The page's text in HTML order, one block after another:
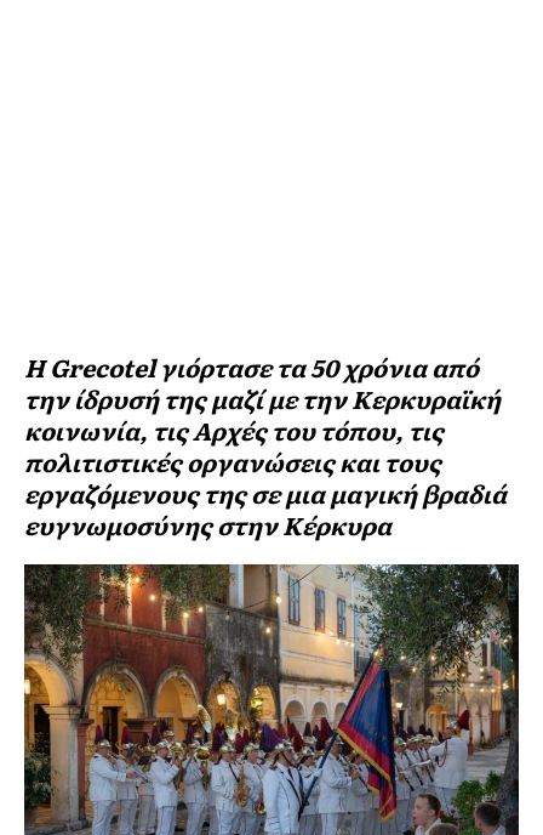
Η Grecotel γιόρτασε τα 50 χρόνια από
την ίδρυσή της μαζί με την Κερκυραϊκή
κοινωνία, τις Αρχές του τόπου, τις
πολιτιστικές οργανώσεις και τους
εργαζόμενους της σε μια μαγική βραδιά
ευγνωμοσύνης στην Κέρκυρα